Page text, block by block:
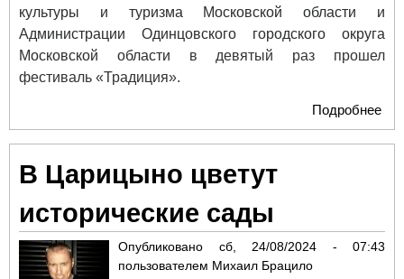
культуры и туризма Московской области и
Администрации Одинцовского городского округа
Московской области
в девятый раз прошел
фестиваль «Традиция».
Подробнее
в
В Царицыно цветут
исторические сады
Опубликовано сб, 24/08/2024 - 07:43
пользователем Михаил Брацило